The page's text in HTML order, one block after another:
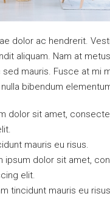
dolor ac hendrerit.
aliquam. Nam at
mauris. Fusce at mi
bibendum
dolor sit amet,
mauris eu risus.
ipsum dolor sit amet,
elit.
tincidunt mauris eu